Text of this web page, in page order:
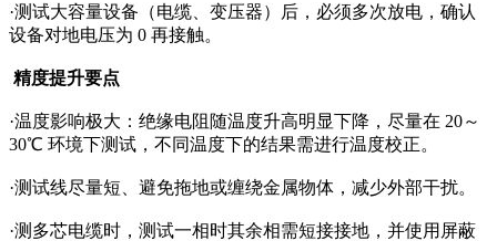
·测试大容量设备（电缆、变压器）后，必须多次放电，确认
设备对地电压为 0 再接触。
精度提升要点
·温度影响极大：绝缘电阻随温度升高明显下降，尽量在 20～
30℃ 环境下测试，不同温度下的结果需进行温度校正。
·测试线尽量短、避免拖地或缠绕金属物体，减少外部干扰。
·测多芯电缆时，测试一相时其余相需短接接地，并使用屏蔽